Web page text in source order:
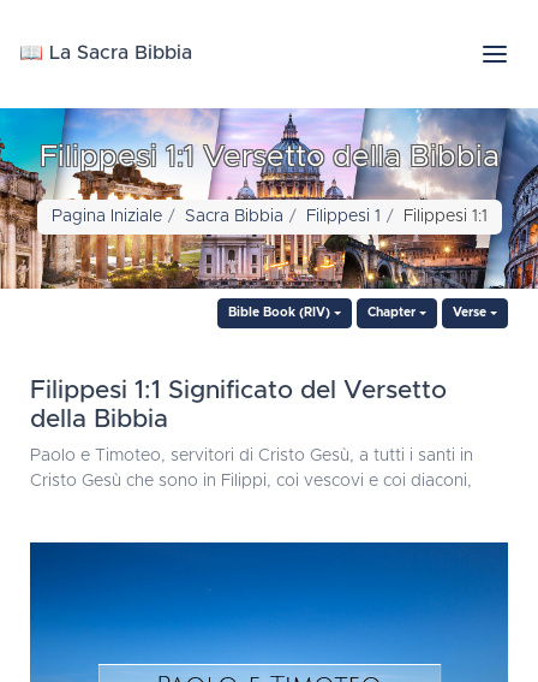
📖 La Sacra Bibbia
Filippesi 1:1 Versetto della Bibbia
Pagina Iniziale Sacra Bibbia Filippesi 1 Filippesi 1:1
Bible Book (RIV) Chapter Verse
Filippesi 1:1 Significato del Versetto
della Bibbia
Paolo e Timoteo, servitori di Cristo Gesù, a tutti i santi in
Cristo Gesù che sono in Filippi, coi vescovi e coi diaconi,